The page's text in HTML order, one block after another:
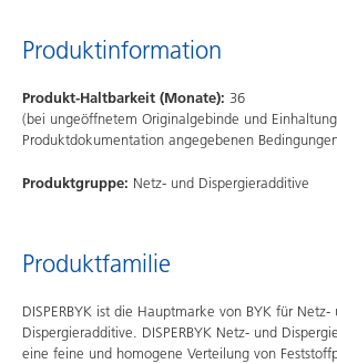
Produktinformation
Produkt-Haltbarkeit (Monate): 36
(bei ungeöffnetem Originalgebinde und
Produktdokumentation angegebenen
Produktgruppe: Netz- und Dispergieradditive
Produktfamilie
DISPERBYK ist die Hauptmarke von BYK für Netz-
Dispergieradditive. DISPERBYK Netz- und
eine feine und homogene Verteilung von